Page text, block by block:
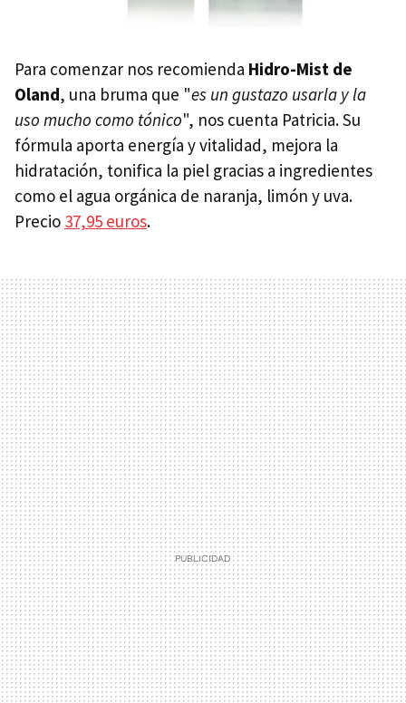
Para comenzar nos recomienda Hidro-Mist de
Oland, una bruma que "es un gustazo usarla y la
uso mucho como tónico", nos cuenta Patricia. Su
fórmula aporta energía y vitalidad, mejora la
hidratación, tonifica la piel gracias a ingredientes
como el agua orgánica de naranja, limón y uva.
Precio 37,95 euros.